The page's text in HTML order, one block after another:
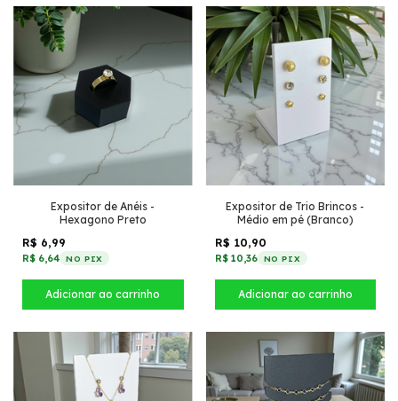
Expositor de Anéis -
Hexagono Preto
R$ 6,99
R$ 6,64 NO PIX
Expositor de Trio Brincos -
Médio em pé (Branco)
R$ 10,90
R$ 10,36 NO PIX